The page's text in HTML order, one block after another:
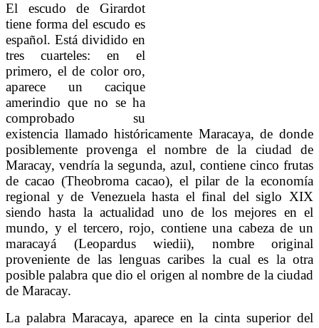
El escudo de Girardot
tiene forma del escudo es
español. Está dividido en
tres cuarteles: en el
primero, el de color oro,
aparece un cacique
amerindio que no se ha
comprobado su
existencia llamado históricamente Maracaya, de donde
posiblemente provenga el nombre de la ciudad de
Maracay, vendría la segunda, azul, contiene cinco frutas
de cacao (Theobroma cacao), el pilar de la economía
regional y de Venezuela hasta el final del siglo XIX
siendo hasta la actualidad uno de los mejores en el
mundo, y el tercero, rojo, contiene una cabeza de un
maracayá (Leopardus wiedii), nombre original
proveniente de las lenguas caribes la cual es la otra
posible palabra que dio el origen al nombre de la ciudad
de Maracay.
La palabra Maracaya, aparece en la cinta superior del